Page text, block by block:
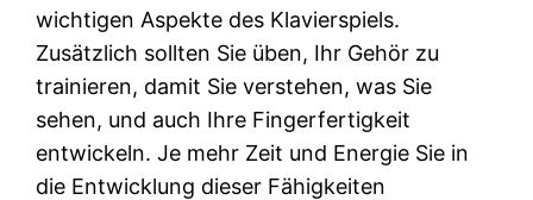
wichtigen Aspekte des Klavierspiels.
Zusätzlich sollten Sie üben, Ihr Gehör zu
trainieren, damit Sie verstehen, was Sie
sehen, und auch Ihre Fingerfertigkeit
entwickeln. Je mehr Zeit und Energie Sie in
die Entwicklung dieser Fähigkeiten